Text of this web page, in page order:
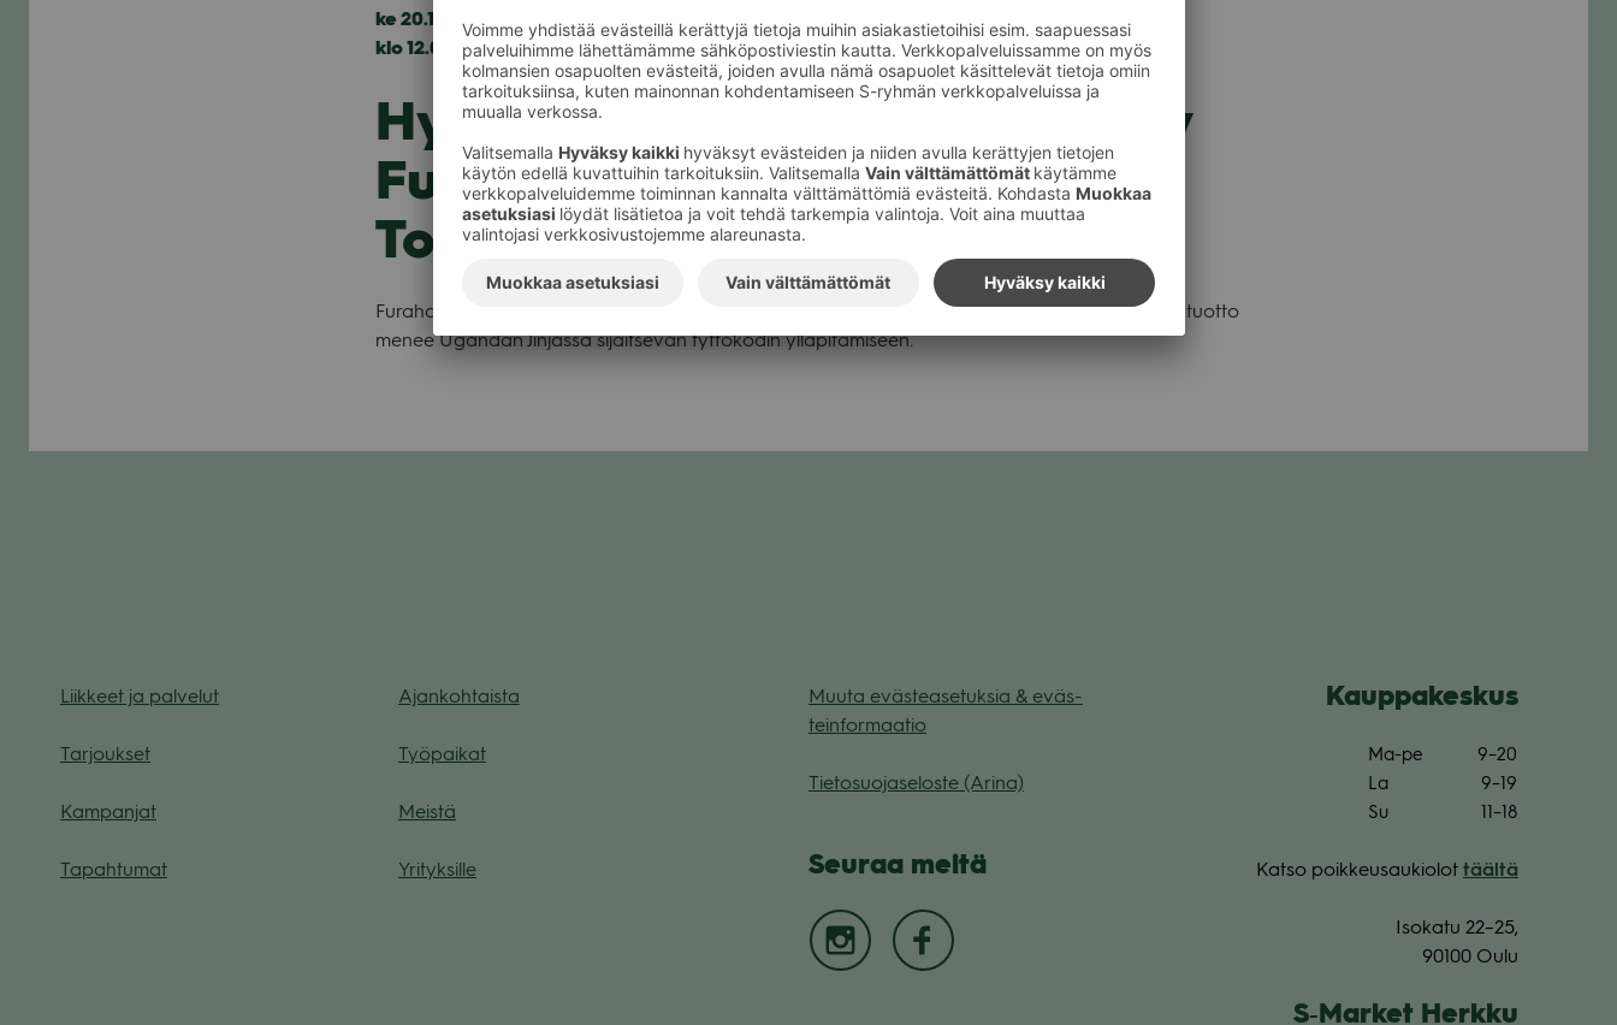
ke 20.11.2019
klo 12.00 — 19.00
Hyväntekeväisyysmyyjäiset by
Furaha Home of hope -
Toivonkoti
Furaha Home of Hope — Toi­von­koti jär­jes­tää Kesä­ka­dulla hyvän­te­ke­väi­syys­myy­jäi­set, joi­den tuotto
menee Ugan­dan Jin­jassa sijait­se­van tyt­tö­ko­din yllä­pi­tä­mi­seen.
Liik­keet ja pal­ve­lut
Tar­jouk­set
Kam­pan­jat
Tapah­tu­mat
Ajan­koh­taista
Työ­pai­kat
Meistä
Yri­tyk­sille
Muuta eväs­tea­se­tuk­sia & eväs­
tein­for­maa­tio
Tie­to­suo­ja­se­loste (Arina)
Seu­raa meitä
Kaup­pa­kes­kus
Ma-pe
9–20
La
9–19
Su
11–18
Katso poik­keus­au­kio­lot täältä
Iso­katu 22–25,
90100 Oulu
S‑Market Herkku